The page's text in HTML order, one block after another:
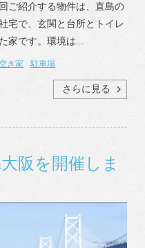
ご紹介する物件は、直島の
宅で、玄関と台所とトイレ
家です。環境は...
空き家 駐車場
さらに見る
阪を開催しま